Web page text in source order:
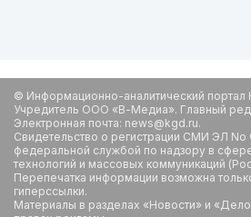
© Информационно-аналитический портал
Учредитель ООО «В-Медиа». Главный
Электронная почта: news@kgd.ru.
Свидетельство о регистрации СМИ ЭЛ
федеральной службой по надзору в
технологий и массовых коммуникаций
Перепечатка информации возможна
гиперссылки.
Материалы в разделах «Новости» и